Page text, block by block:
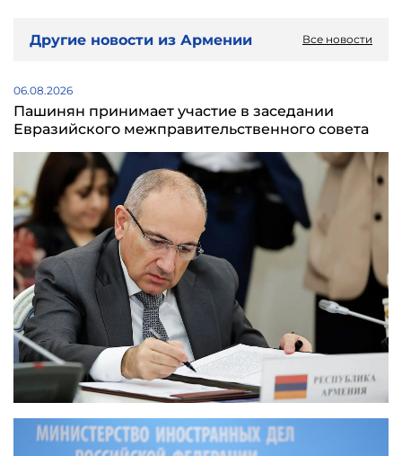
Другие новости из Армении Все новости
06.08.2026
Пашинян принимает участие в заседании
Евразийского межправительственного совета